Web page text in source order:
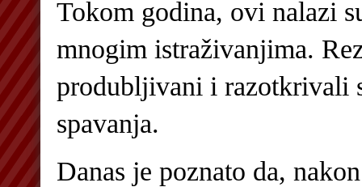
Tokom godina, ovi nalazi
mnogim istraživanjima.
produbljivani i razotkrivali
spavanja.
Danas je poznato da,